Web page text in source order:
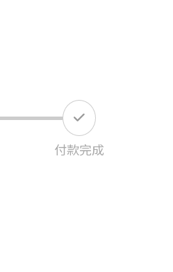
付款完成